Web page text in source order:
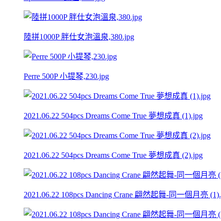
陸拼1000P 胖仕女泡溫泉,380.jpg
Perre 500P 小提琴,230.jpg
2021.06.22 504pcs Dreams Come True 夢想成真 (1).jpg
2021.06.22 504pcs Dreams Come True 夢想成真 (2).jpg
2021.06.22 108pcs Dancing Crane 翩然起舞-同一個月亮